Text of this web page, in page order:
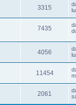
3315
7435
4056
11454
2061